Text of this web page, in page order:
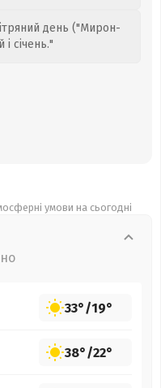
день ("Мирон-
січень."
умови на сьогодні
33°/19°
38°/22°